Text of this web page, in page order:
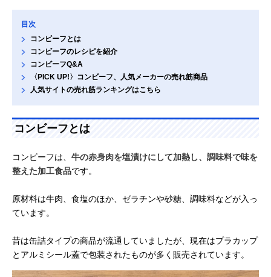
目次
コンビーフとは
コンビーフのレシピを紹介
コンビーフQ&A
〈PICK UP!〉コンビーフ、人気メーカーの売れ筋商品
人気サイトの売れ筋ランキングはこちら
コンビーフとは
コンビーフは、 牛の赤身肉を塩漬けにして加熱し、調味料で味を
整えた加工食品です。
原材料は牛肉、食塩のほか、ゼラチンや砂糖、調味料などが入っ
ています。
昔は缶詰タイプの商品が流通していましたが、現在はプラカップ
とアルミシール蓋で包装されたものが多く販売されています。